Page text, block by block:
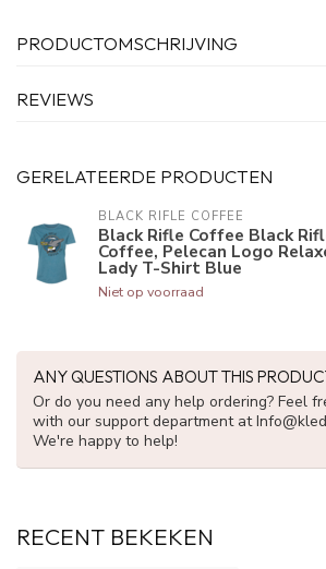
PRODUCTOMSCHRIJVING
REVIEWS
GERELATEERDE PRODUCTEN
BLACK RIFLE COFFEE
Black Rifle Coffee Black
Coffee, Pelecan Logo
Lady T-Shirt Blue
Niet op voorraad
ANY QUESTIONS ABOUT THIS
Or do you need any help ordering? Feel
with our support department at
We're happy to help!
RECENT BEKEKEN